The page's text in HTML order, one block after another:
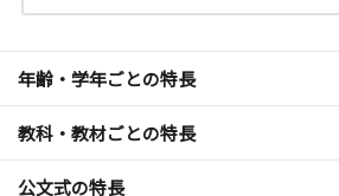
年齢・学年ごとの特長
教科・教材ごとの特長
公文式の特長